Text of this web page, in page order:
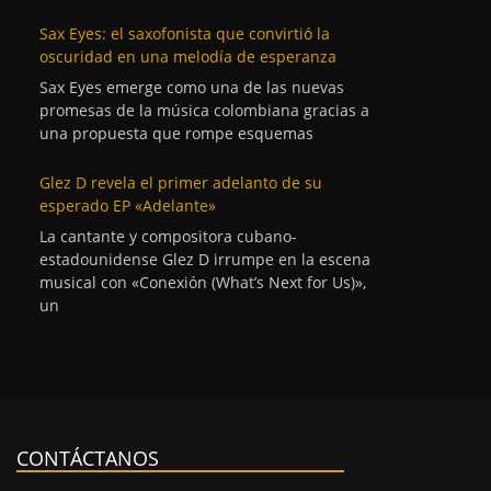
Sax Eyes: el saxofonista que convirtió la
oscuridad en una melodía de esperanza
Sax Eyes emerge como una de las nuevas
promesas de la música colombiana gracias a
una propuesta que rompe esquemas
Glez D revela el primer adelanto de su
esperado EP «Adelante»
La cantante y compositora cubano-
estadounidense Glez D irrumpe en la escena
musical con «Conexión (What’s Next for Us)»,
un
CONTÁCTANOS